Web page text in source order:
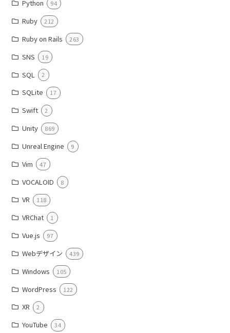
Python 94
Ruby 212
Ruby on Rails 263
SNS 19
SQL 2
SQLite 17
Swift 2
Unity 869
Unreal Engine 9
Vim 47
VOCALOID 8
VR 118
VRChat 1
Vue.js 97
Webデザイン 439
Windows 105
WordPress 122
XR 2
YouTube 34